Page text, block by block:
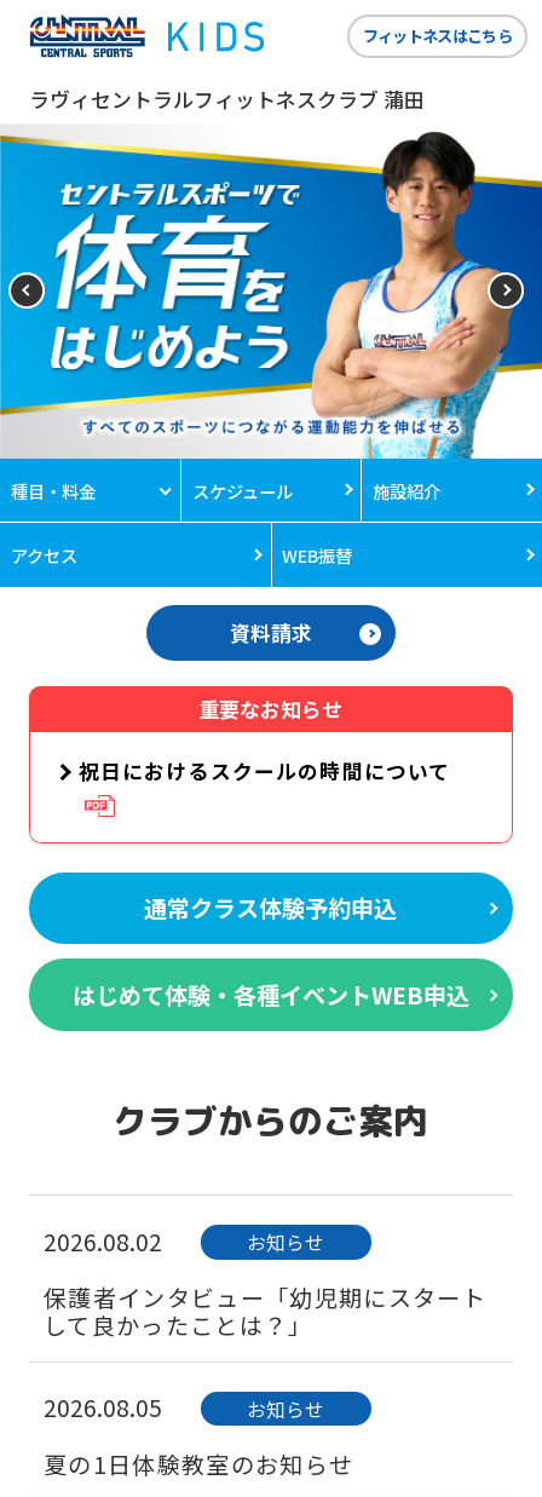
ラヴィセントラルフィットネスクラブ 蒲田
フィットネスはこちら
種目・料金 スケジュール 施設紹介
アクセス WEB振替
資料請求
重要なお知らせ
祝日におけるスクールの時間について
通常クラス体験予約申込
はじめて体験・各種イベントWEB申込
クラブからのご案内
2026.08.02 お知らせ
保護者インタビュー「幼児期にスタート
して良かったことは？」
2026.08.05 お知らせ
夏の1日体験教室のお知らせ